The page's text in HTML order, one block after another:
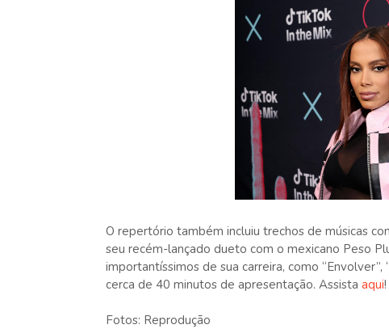
O repertório também incluiu trechos de músicas
seu recém-lançado dueto com o mexicano Peso
importantíssimos de sua carreira, como
cerca de 40 minutos de apresentação. Assista aqui!
Fotos: Reprodução